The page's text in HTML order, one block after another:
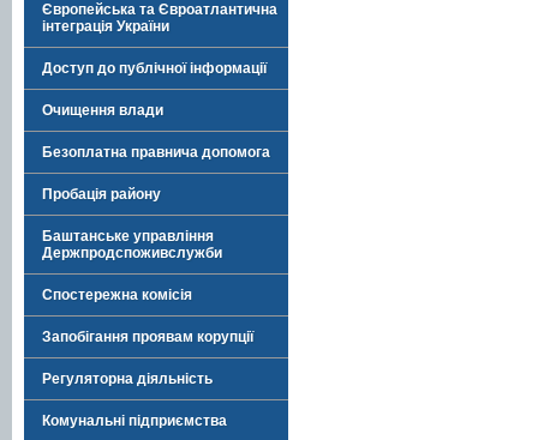
Європейська та Євроатлантична
інтеграція України
Доступ до публічної інформації
Очищення влади
Безоплатна правнича допомога
Пробація району
Баштанське управління
Держпродспоживслужби
Спостережна комісія
Запобігання проявам корупції
Регуляторна діяльність
Комунальні підприємства